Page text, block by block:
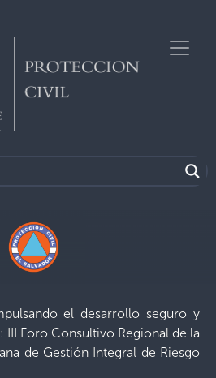
el desarrollo seguro y
III Foro Consultivo Regional de la
de Gestión Integral de Riesgo